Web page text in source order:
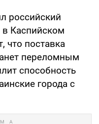
российский
в Каспийском
что поставка
переломным
способность
города с